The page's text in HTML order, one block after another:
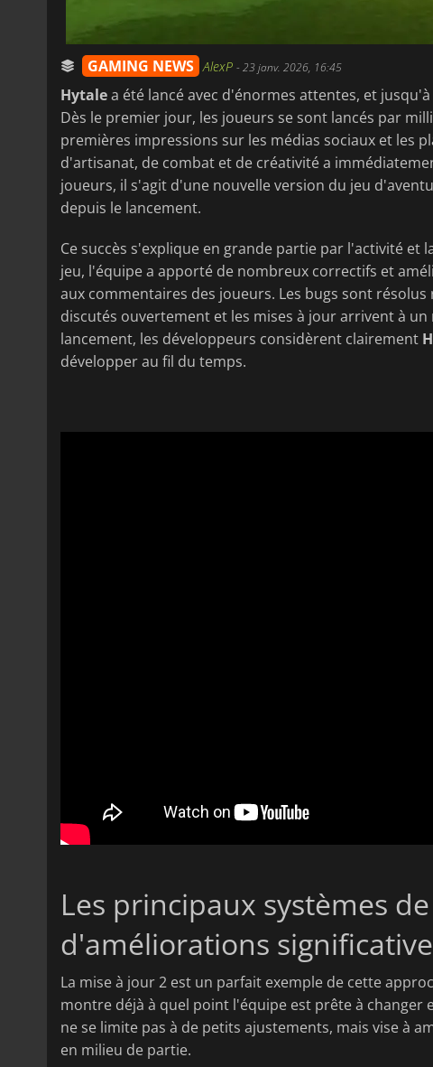
GAMING NEWS AlexP -23 janv. 2026, 16:45
Hytalea été lancé avec d'énormes attentes, et
Dès le premier jour, les joueurs se sont lancés par
premières impressions sur les médias sociaux et les
d'artisanat, de combat et de créativité a
joueurs, il s'agit d'une nouvelle version du jeu
depuis le lancement.
Ce succès s'explique en grande partie par l'activité
jeu, l'équipe a apporté de nombreux correctifs et
aux commentaires des joueurs. Les bugs sont
discutés ouvertement et les mises à jour arrivent à
lancement, les développeurs considèrent clairement
développer au fil du temps.
Les principaux systèmes
d'améliorations
La mise à jour 2 est un parfait exemple de cette
montre déjà à quel point l'équipe est prête à changer
ne se limite pas à de petits ajustements, mais vise à
en milieu de partie.